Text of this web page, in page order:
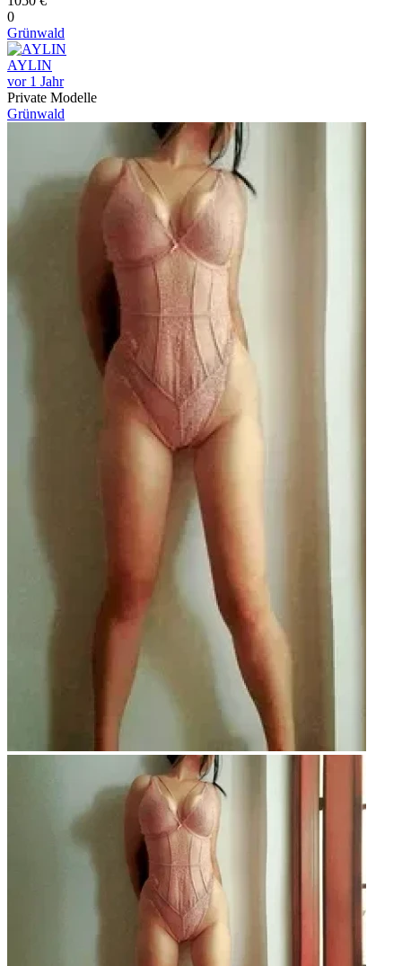
0
Grünwald
AYLIN
vor 1 Jahr
Private Modelle
Grünwald